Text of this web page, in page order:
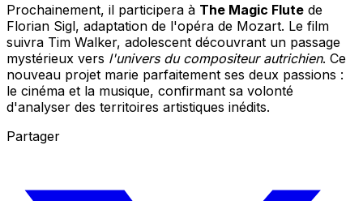
Prochainement, il participera à The Magic Flute de
Florian Sigl, adaptation de l'opéra de Mozart. Le film
suivra Tim Walker, adolescent découvrant un passage
mystérieux vers l'univers du compositeur autrichien. Ce
nouveau projet marie parfaitement ses deux passions :
le cinéma et la musique, confirmant sa volonté
d'analyser des territoires artistiques inédits.
Partager